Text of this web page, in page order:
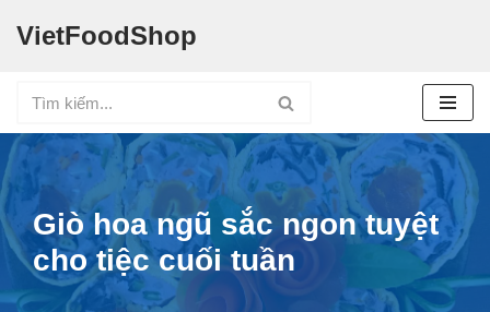
nội
dung
VietFoodShop
Giò hoa ngũ sắc ngon tuyệt
cho tiệc cuối tuần